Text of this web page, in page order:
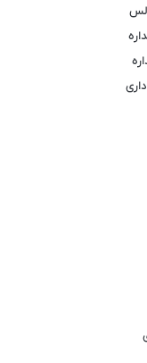
لس